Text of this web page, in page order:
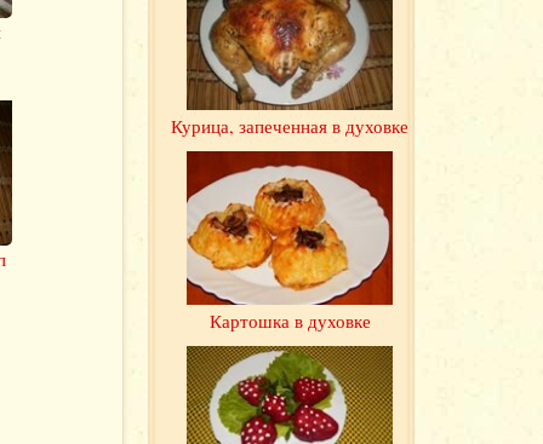
Курица, запеченная в духовке
Картошка в духовке